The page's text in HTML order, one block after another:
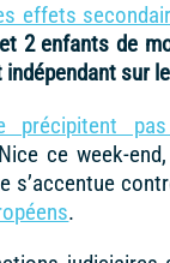
effets
2 enfants de
sur
précipitent
ce week-
s’accentue
.